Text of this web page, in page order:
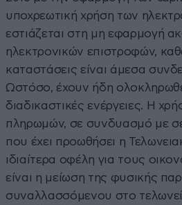
υποχρεωτική χρήση των
εστιάζεται στη μη εφαρμογή
ηλεκτρονικών επιστροφών,
καταστάσεις είναι άμεσα
Ωστόσο, έχουν ήδη
διαδικαστικές ενέργειες. Η
πληρωμών, σε συνδυασμό με
που έχει προωθήσει η
ιδιαίτερα οφέλη για τους
είναι η μείωση της φυσικής
συναλλασσόμενου στο